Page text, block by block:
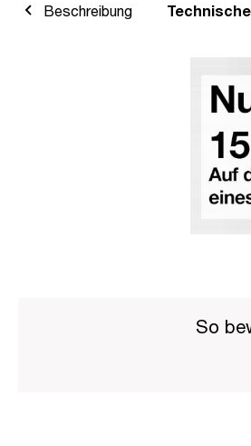
Beschreibung
So